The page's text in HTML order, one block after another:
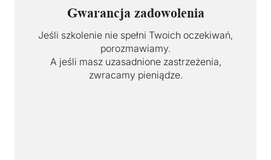
Gwarancja zadowolenia
Jeśli szkolenie nie spełni Twoich oczekiwań,
porozmawiamy.
A jeśli masz uzasadnione zastrzeżenia,
zwracamy pieniądze.